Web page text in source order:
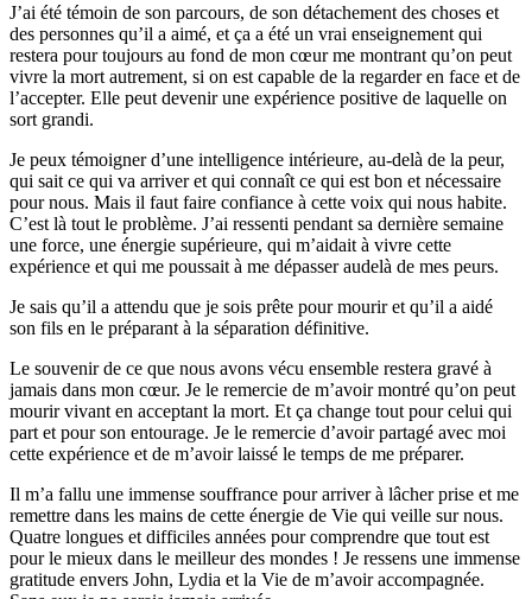
J’ai été témoin de son parcours, de son détachement des choses et
des personnes qu’il a aimé, et ça a été un vrai enseignement qui
restera pour toujours au fond de mon cœur me montrant qu’on peut
vivre la mort autrement, si on est capable de la regarder en face et de
l’accepter. Elle peut devenir une expérience positive de laquelle on
sort grandi.
Je peux témoigner d’une intelligence intérieure, au-delà de la peur,
qui sait ce qui va arriver et qui connaît ce qui est bon et nécessaire
pour nous. Mais il faut faire confiance à cette voix qui nous habite.
C’est là tout le problème. J’ai ressenti pendant sa dernière semaine
une force, une énergie supérieure, qui m’aidait à vivre cette
expérience et qui me poussait à me dépasser audelà de mes peurs.
Je sais qu’il a attendu que je sois prête pour mourir et qu’il a aidé
son fils en le préparant à la séparation définitive.
Le souvenir de ce que nous avons vécu ensemble restera gravé à
jamais dans mon cœur. Je le remercie de m’avoir montré qu’on peut
mourir vivant en acceptant la mort. Et ça change tout pour celui qui
part et pour son entourage. Je le remercie d’avoir partagé avec moi
cette expérience et de m’avoir laissé le temps de me préparer.
Il m’a fallu une immense souffrance pour arriver à lâcher prise et me
remettre dans les mains de cette énergie de Vie qui veille sur nous.
Quatre longues et difficiles années pour comprendre que tout est
pour le mieux dans le meilleur des mondes ! Je ressens une immense
gratitude envers John, Lydia et la Vie de m’avoir accompagnée.